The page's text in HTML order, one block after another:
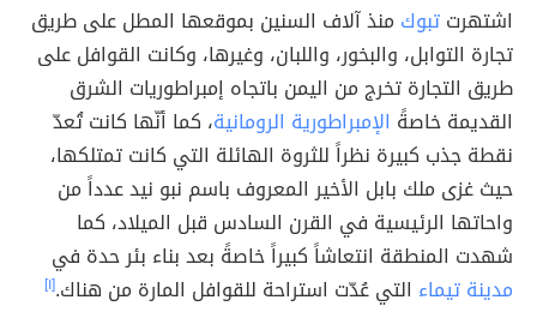
اشتهرتتبوك منذ آلاف السنين بموقعها المطل على طريق
تجارة التوابل، والبخور، واللبان، وغيرها، وكانت القوافل على
طريق التجارة تخرج من اليمن باتجاه إمبراطوريات الشرق
القديمة خاصةً الإمبراطورية الرومانية، كما أنّها كانت تُعدّ
نقطة جذب كبيرة نظراً للثروة الهائلة التي كانت تمتلكها،
حيث غزى ملك بابل الأخير المعروف باسم نبو نيد عدداً من
واحاتها الرئيسية في القرن السادس قبل الميلاد، كما
شهدت المنطقة انتعاشاً كبيراً خاصةً بعد بناء بئر حدة في
مدينة تيماء التي عُدّت استراحة للقوافل المارة من هناك.[١]